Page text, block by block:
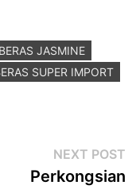
BERAS JASMINE
SUPER IMPORT
NEXT POST
Perkongsian